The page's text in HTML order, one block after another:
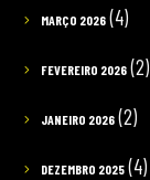
MARÇO 2026(4)
FEVEREIRO 2026(2)
JANEIRO 2026(2)
DEZEMBRO 2025(4)